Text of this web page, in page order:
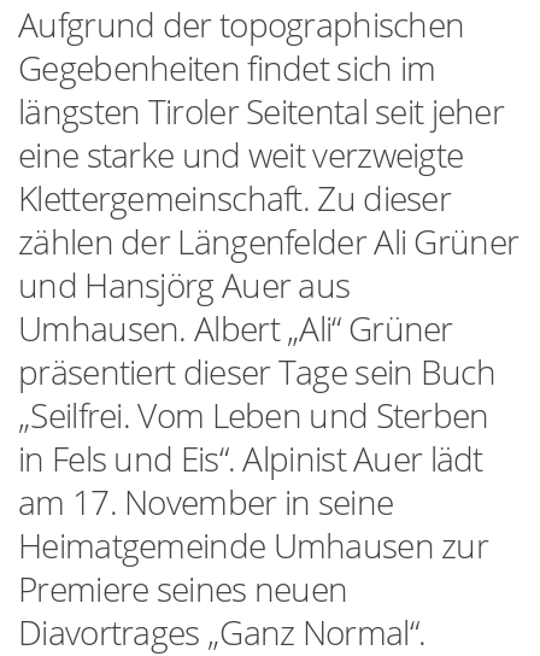
Aufgrund der topographischen
Gegebenheiten findet sich im
längsten Tiroler Seitental seit jeher
eine starke und weit verzweigte
Klettergemeinschaft. Zu dieser
zählen der Längenfelder Ali Grüner
und Hansjörg Auer aus
Umhausen. Albert „Ali“ Grüner
präsentiert dieser Tage sein Buch
„Seilfrei. Vom Leben und Sterben
in Fels und Eis“. Alpinist Auer lädt
am 17. November in seine
Heimatgemeinde Umhausen zur
Premiere seines neuen
Diavortrages „Ganz Normal“.